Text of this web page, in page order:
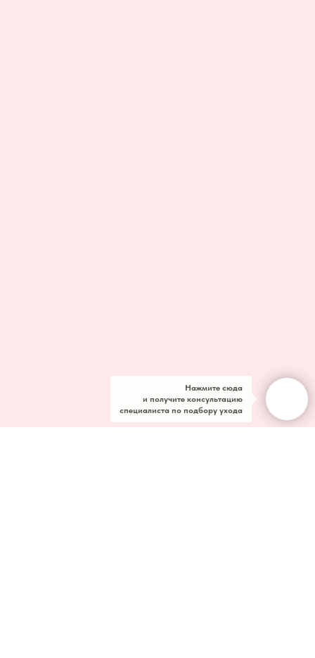
Нажмите сюда
и получите консультацию
специалиста по подбору ухода